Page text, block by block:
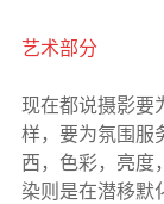
艺术部分
现在都说摄影要
样，要为氛围服
西，色彩，亮度
染则是在潜移默